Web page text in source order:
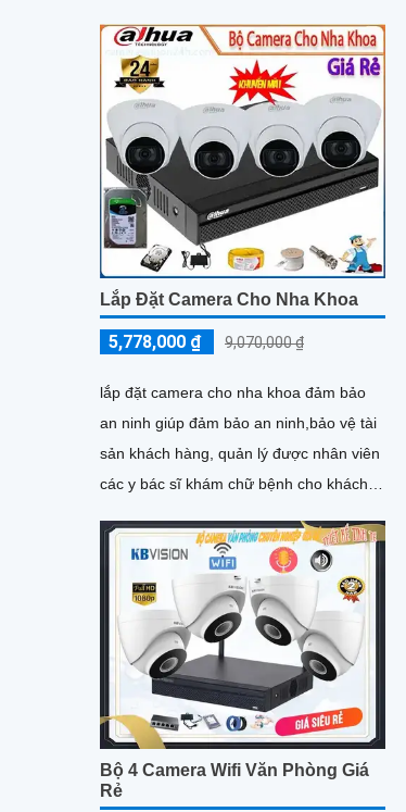
Lắp Đặt Camera Cho Nha Khoa
5,778,000 ₫ 9,070,000 ₫
lắp đặt camera cho nha khoa đảm bảo
an ninh giúp đảm bảo an ninh,bảo vệ tài
sản khách hàng, quản lý được nhân viên
các y bác sĩ khám chữ bệnh cho khách
trộm cắp xảy ra ngoài ý muốn.
Bộ 4 Camera Wifi Văn Phòng Giá
Rẻ